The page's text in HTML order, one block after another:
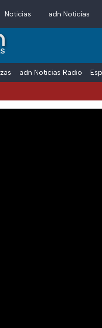
Noticias adn Noticias
adn Noticias Radio